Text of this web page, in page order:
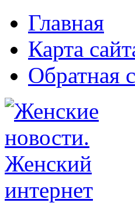
Главная
Карта
Обратная